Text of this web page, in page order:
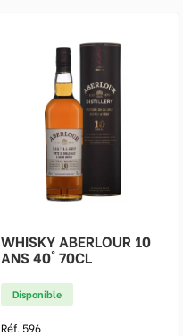
WHISKY ABERLOUR 10
ANS 40° 70CL
Disponible
Réf. 596